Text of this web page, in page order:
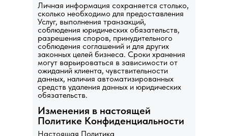
Личная информация сохраняется столько,
сколько необходимо для предоставления
Услуг, выполнения транзакций,
соблюдения юридических обязательств,
разрешения споров, принудительного
соблюдения соглашений и для других
законных целей бизнеса. Сроки хранения
могут варьироваться в зависимости от
ожиданий клиента, чувствительности
данных, наличия автоматизированных
средств удаления данных и юридических
обязательств.
Настоящая Политика
Изменения в настоящей
Политике Конфиденциальности